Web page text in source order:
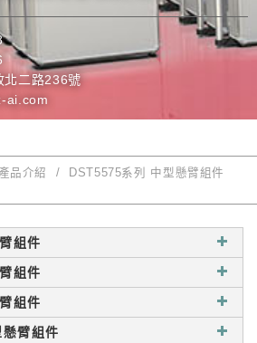
二路236號
ai.com
產品介紹
DST5575系列 中型懸臂組件
組件
組件
組件
臂組件